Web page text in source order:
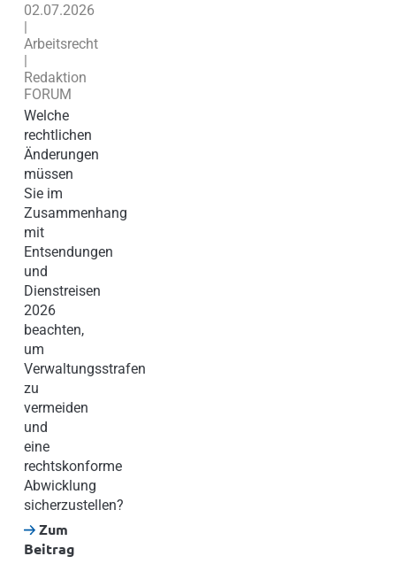
02.07.2026
|
Arbeitsrecht
|
Redaktion
FORUM
Welche
rechtlichen
Änderungen
müssen
Sie im
Zusammenhang
mit
Entsendungen
und
Dienstreisen
2026
beachten,
um
Verwaltungsstrafen
zu
vermeiden
und
eine
rechtskonforme
Abwicklung
sicherzustellen?
Zum
Beitrag